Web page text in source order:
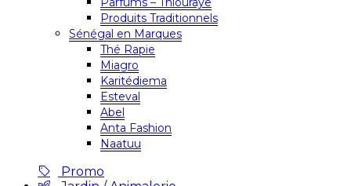
Produits Traditionnels
Sénégal en Marques
Thé Rapie
Miagro
Karitédiema
Esteval
Abel
Anta Fashion
Naatuu
Promo